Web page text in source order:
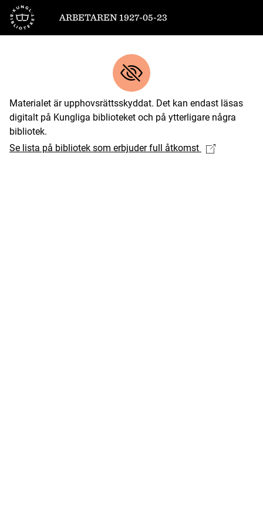
Till startsidan
ARBETAREN 1927-05-23
Materialet är upphovsrättsskyddat. Det kan endast läsas
digitalt på Kungliga biblioteket och på ytterligare några
bibliotek.
Se lista på bibliotek som erbjuder full åtkomst